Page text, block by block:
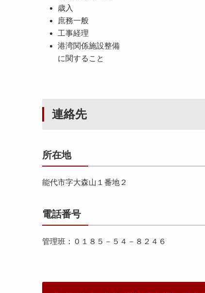
歳入
庶務一般
工事経理
港湾関係施設整備
に関すること
連絡先
所在地
能代市字大森山１番地２
電話番号
管理班：０１８５－５４－８２４６